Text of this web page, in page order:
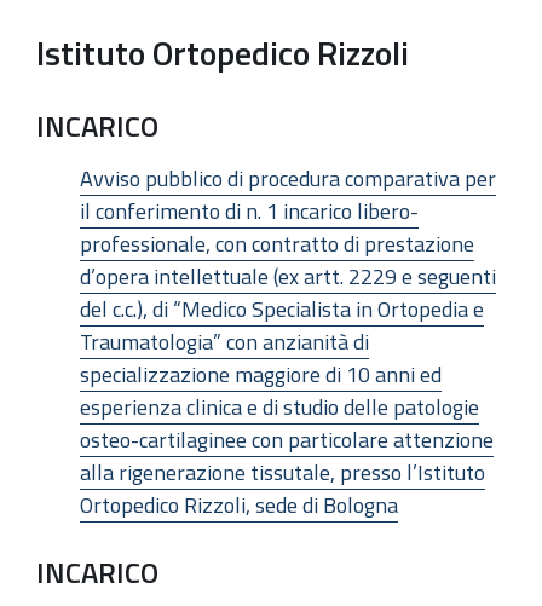
Istituto Ortopedico Rizzoli
INCARICO
Avviso pubblico di procedura comparativa per
il conferimento di n. 1 incarico libero-
professionale, con contratto di prestazione
d’opera intellettuale (ex artt. 2229 e seguenti
del c.c.), di “Medico Specialista in Ortopedia e
Traumatologia” con anzianità di
specializzazione maggiore di 10 anni ed
esperienza clinica e di studio delle patologie
osteo-cartilaginee con particolare attenzione
alla rigenerazione tissutale, presso l’Istituto
Ortopedico Rizzoli, sede di Bologna
INCARICO